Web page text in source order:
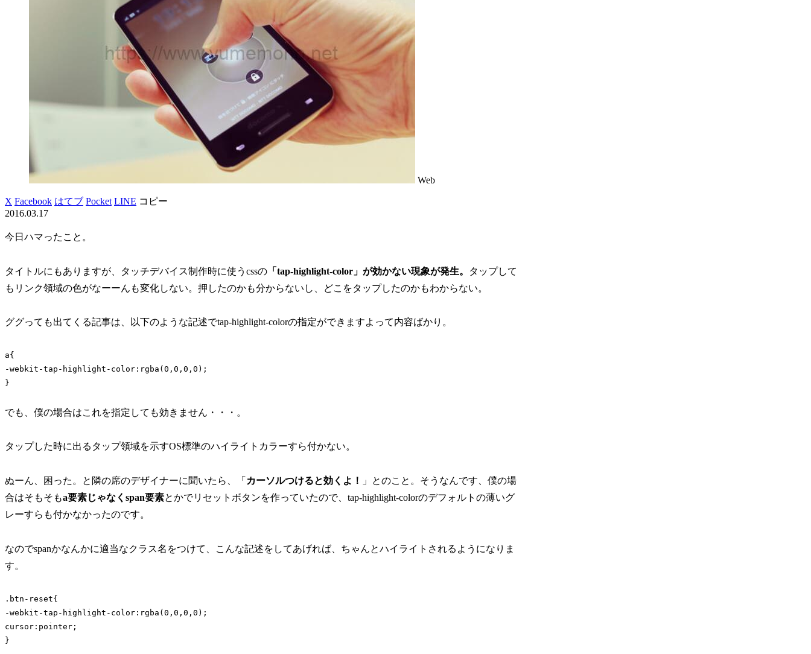
Web
X Facebook はてブ Pocket LINE コピー
2016.03.17
今日ハマったこと。
タイトルにもありますが、タッチデバイス制作時に使うcssの 「tap-highlight-color」が効かない現象が発生。
タップして
もリンク領域の色がなーーんも変化しない。押したのかも分からないし、どこをタップしたのかもわからない。
ググっても出てくる記事は、以下のような記述でtap-highlight-colorの指定ができますよって内容ばかり。
a{
-webkit-tap-highlight-color:rgba(0,0,0,0);
}
でも、僕の場合はこれを指定しても効きません・・・。
タップした時に出るタップ領域を示すOS標準のハイライトカラーすら付かない。
ぬーん、困った。と隣の席のデザイナーに聞いたら、「 カーソルつけると効くよ！
」とのこと。そうなんです、僕の場
合はそもそもa要素じゃなくspan要素とかでリセットボタンを作っていたので、tap-highlight-colorのデフォルトの薄いグ
レーすらも付かなかったのです。
なのでspanかなんかに適当なクラス名をつけて、こんな記述をしてあげれば、ちゃんとハイライトされるようになりま
す。
.btn-reset{
-webkit-tap-highlight-color:rgba(0,0,0,0);
cursor:pointer;
}